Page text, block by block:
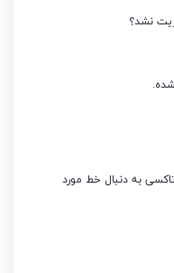
نشد؟
به دنبال خط مورد